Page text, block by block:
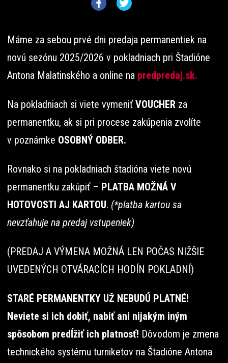
Máme za sebou prvé dni predaja permanentiek na
novú sezónu 2025/2026 v pokladniach pri Štadióne
Antona Malatinského a online na predpredaj.sk.
Na pokladniach si viete vymeniťVOUCHER za
permanentku, ak si pri procese zakúpenia zvolíte
v poznámke OSOBNÝ ODBER.
Rovnako si na pokladniach štadióna viete novú
permanentku zakúpiť – PLATBA MOŽNÁ V
HOTOVOSTI AJ KARTOU. (*platba kartou sa
nevzťahuje na predaj vstupeniek)
(PREDAJ A VÝMENA MOŽNÁ LEN POČAS NIŽŠIE
UVEDENÝCH OTVÁRACÍCH HODÍN POKLADNÍ)
STARÉ PERMANENTKY UŽ NEBUDÚ PLATNÉ!
Neviete si ich dobiť, nabiť ani nijakým iným
spôsobom predĺžiť ich platnosť! Dôvodom je zmena
technického systému turniketov na Štadióne Antona